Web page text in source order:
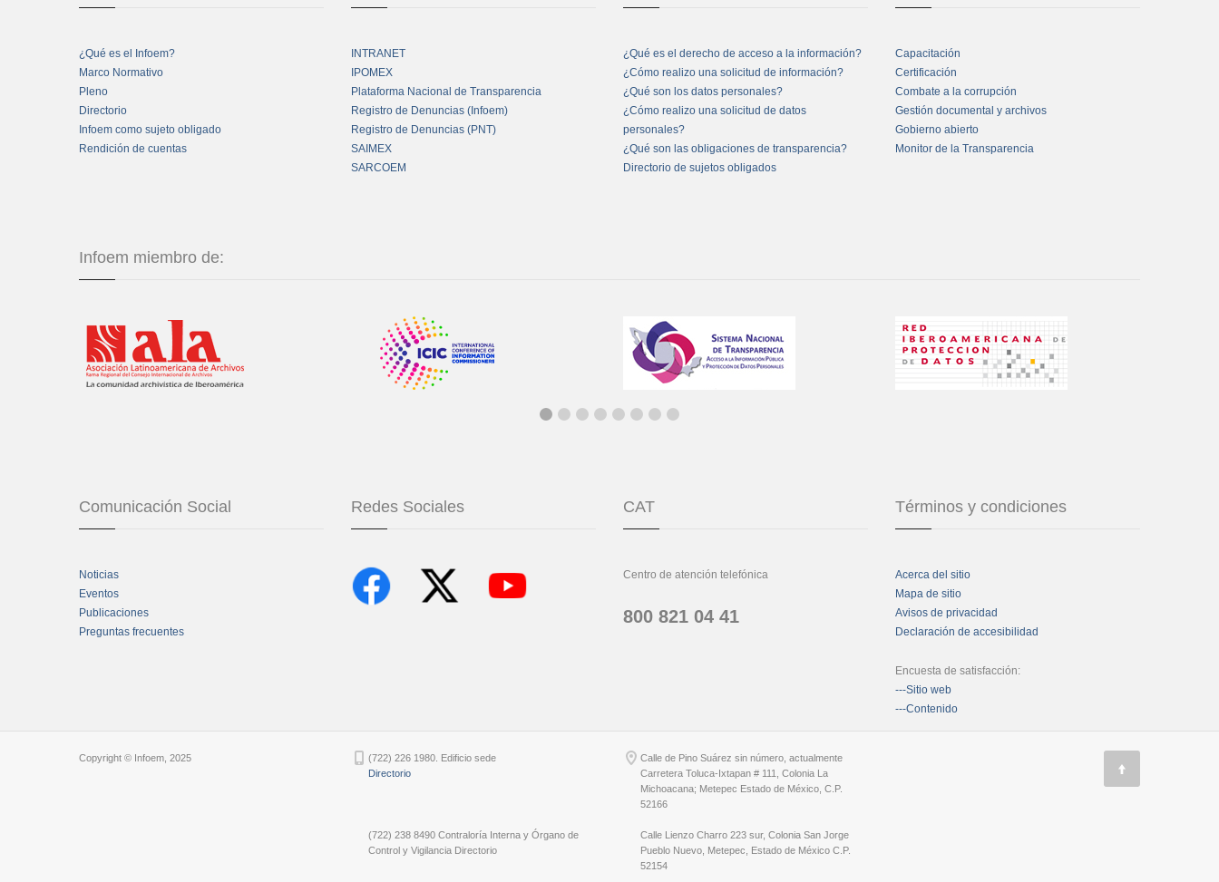
¿Qué es el Infoem?
Marco Normativo
Pleno
Directorio
Infoem como sujeto obligado
Rendición de cuentas
INTRANET
IPOMEX
Plataforma Nacional de Transparencia
Registro de Denuncias (Infoem)
Registro de Denuncias (PNT)
SAIMEX
SARCOEM
¿Qué es el derecho de acceso a la información?
¿Cómo realizo una solicitud de información?
¿Qué son los datos personales?
¿Cómo realizo una solicitud de datos
personales?
¿Qué son las obligaciones de transparencia?
Directorio de sujetos obligados
Capacitación
Certificación
Combate a la corrupción
Gestión documental y archivos
Gobierno abierto
Monitor de la Transparencia
Infoem miembro de:
Comunicación Social
Noticias
Eventos
Publicaciones
Preguntas frecuentes
Redes Sociales CAT
Centro de atención telefónica
800 821 04 41
Términos y condiciones
Acerca del sitio
Mapa de sitio
Avisos de privacidad
Declaración de accesibilidad
Encuesta de satisfacción:
---Sitio web
---Contenido
Copyright © Infoem, 2025
(722) 226 1980. Edificio sede
Directorio
(722) 238 8490 Contraloría Interna y Órgano de
Control y Vigilancia Directorio
Calle de Pino Suárez sin número, actualmente
Carretera Toluca-Ixtapan # 111, Colonia La
Michoacana; Metepec Estado de México, C.P.
52166
Calle Lienzo Charro 223 sur, Colonia San Jorge
Pueblo Nuevo, Metepec, Estado de México C.P.
52154